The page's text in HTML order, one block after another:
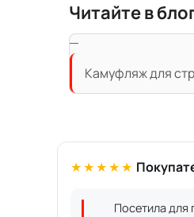
Читайте в
Камуфляж для
★★★★★
Посетила для